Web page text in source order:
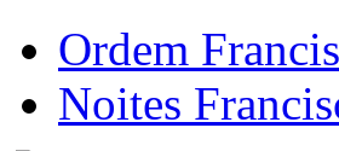
Ordem
Noites